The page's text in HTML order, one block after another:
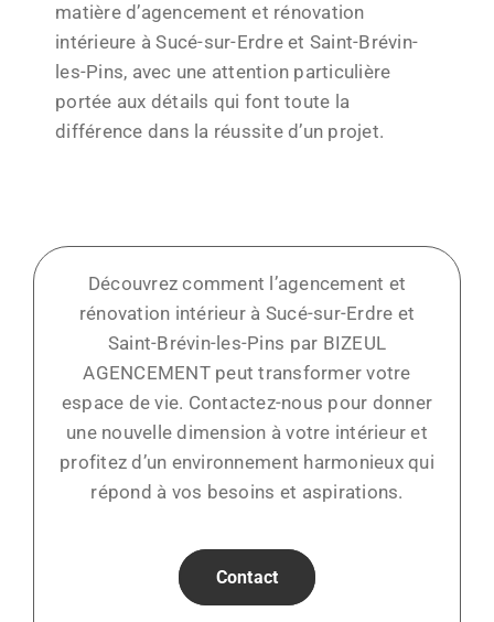
matière d’agencement et rénovation
intérieure à Sucé-sur-Erdre et Saint-Brévin-
les-Pins, avec une attention particulière
portée aux détails qui font toute la
différence dans la réussite d’un projet.
Découvrez comment l’agencement et
rénovation intérieur à Sucé-sur-Erdre et
Saint-Brévin-les-Pins par BIZEUL
AGENCEMENT peut transformer votre
espace de vie. Contactez-nous pour donner
une nouvelle dimension à votre intérieur et
profitez d’un environnement harmonieux qui
répond à vos besoins et aspirations.
Contact